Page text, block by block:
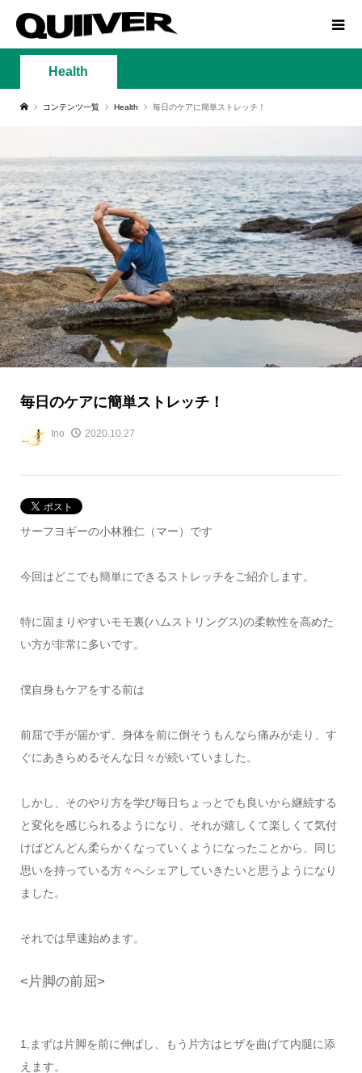
Health
コンテンツ一覧 Health 毎日のケアに簡単ストレッチ！
毎日のケアに簡単ストレッチ！
Ino 2020.10.27
サーフヨギーの小林雅仁（マー）です
今回はどこでも簡単にできるストレッチをご紹介します。
特に固まりやすいモモ裏(ハムストリングス)の柔軟性を高めた
い方が非常に多いです。
僕自身もケアをする前は
前屈で手が届かず、身体を前に倒そうもんなら痛みが走り、す
ぐにあきらめるそんな日々が続いていました。
しかし、そのやり方を学び毎日ちょっとでも良いから継続する
と変化を感じられるようになり、それが嬉しくて楽しくて気付
けばどんどん柔らかくなっていくようになったことから、同じ
思いを持っている方々へシェアしていきたいと思うようになり
ました。
それでは早速始めます。
<片脚の前屈>
1,まずは片脚を前に伸ばし、もう片方はヒザを曲げて内腿に添
えます。